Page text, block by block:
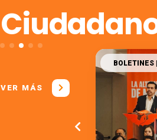
VER MÁS
BOLETINES